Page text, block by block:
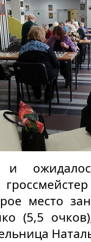
и
место
(5,5